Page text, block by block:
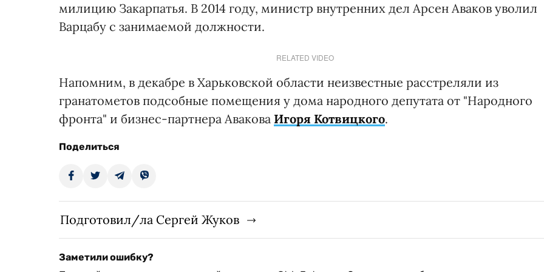
милицию Закарпатья. В 2014 году, министр внутренних дел Арсен Аваков уволил
Варцабу с занимаемой должности.
RELATED VIDEO
Напомним, в декабре в Харьковской области неизвестные расстреляли из
гранатометов подсобные помещения у дома народного депутата от "Народного
фронта" и бизнес-партнера Авакова Игоря Котвицкого.
Поделиться
Подготовил/ла Сергей Жуков
Заметили ошибку?